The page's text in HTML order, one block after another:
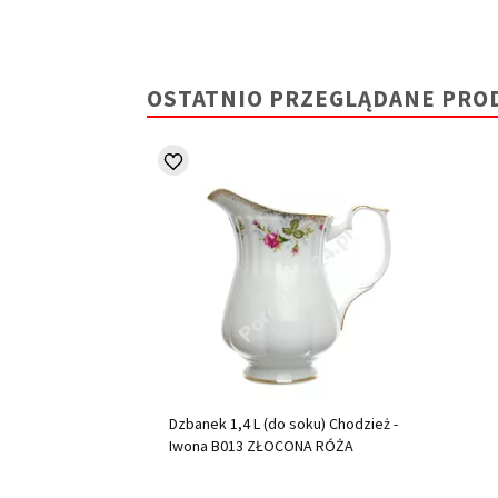
OSTATNIO PRZEGLĄDANE
Dzbanek 1,4 L (do soku) Chodzież -
Iwona B013 ZŁOCONA RÓŻA